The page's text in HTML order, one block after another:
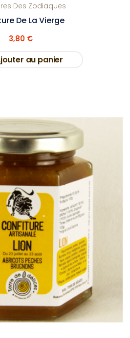
Des Zodiaques
De La Vierge
3,80 €
au panier